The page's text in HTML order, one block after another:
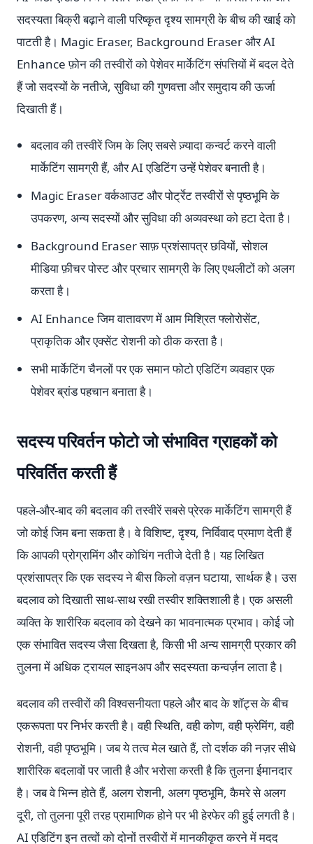
सदस्यता बिक्री बढ़ाने वाली परिष्कृत दृश्य सामग्री के बीच की खाई को
पाटती है। Magic Eraser, Background Eraser और AI
Enhance फ़ोन की तस्वीरों को पेशेवर मार्केटिंग संपत्तियों में बदल देते
हैं जो सदस्यों के नतीजे, सुविधा की गुणवत्ता और समुदाय की ऊर्जा
दिखाती हैं।
बदलाव की तस्वीरें जिम के लिए सबसे ज़्यादा कन्वर्ट करने वाली
मार्केटिंग सामग्री हैं, और AI एडिटिंग उन्हें पेशेवर बनाती है।
Magic Eraser वर्कआउट और पोर्ट्रेट तस्वीरों से पृष्ठभूमि के
उपकरण, अन्य सदस्यों और सुविधा की अव्यवस्था को हटा देता है।
Background Eraser साफ़ प्रशंसापत्र छवियों, सोशल
मीडिया फ़ीचर पोस्ट और प्रचार सामग्री के लिए एथलीटों को अलग
करता है।
AI Enhance जिम वातावरण में आम मिश्रित फ्लोरोसेंट,
प्राकृतिक और एक्सेंट रोशनी को ठीक करता है।
सभी मार्केटिंग चैनलों पर एक समान फोटो एडिटिंग व्यवहार एक
पेशेवर ब्रांड पहचान बनाता है।
सदस्य परिवर्तन फोटो जो संभावित ग्राहकों को
परिवर्तित करती हैं
पहले-और-बाद की बदलाव की तस्वीरें सबसे प्रेरक मार्केटिंग सामग्री हैं
जो कोई जिम बना सकता है। वे विशिष्ट, दृश्य, निर्विवाद प्रमाण देती हैं
कि आपकी प्रोग्रामिंग और कोचिंग नतीजे देती है। यह लिखित
प्रशंसापत्र कि एक सदस्य ने बीस किलो वज़न घटाया, सार्थक है। उस
बदलाव को दिखाती साथ-साथ रखी तस्वीर शक्तिशाली है। एक असली
व्यक्ति के शारीरिक बदलाव को देखने का भावनात्मक प्रभाव। कोई जो
एक संभावित सदस्य जैसा दिखता है, किसी भी अन्य सामग्री प्रकार की
तुलना में अधिक ट्रायल साइनअप और सदस्यता कन्वर्ज़न लाता है।
बदलाव की तस्वीरों की विश्वसनीयता पहले और बाद के शॉट्स के बीच
एकरूपता पर निर्भर करती है। वही स्थिति, वही कोण, वही फ्रेमिंग, वही
रोशनी, वही पृष्ठभूमि। जब ये तत्व मेल खाते हैं, तो दर्शक की नज़र सीधे
शारीरिक बदलावों पर जाती है और भरोसा करती है कि तुलना ईमानदार
है। जब वे भिन्न होते हैं, अलग रोशनी, अलग पृष्ठभूमि, कैमरे से अलग
दूरी, तो तुलना पूरी तरह प्रामाणिक होने पर भी हेरफेर की हुई लगती है।
AI एडिटिंग इन तत्वों को दोनों तस्वीरों में मानकीकृत करने में मदद